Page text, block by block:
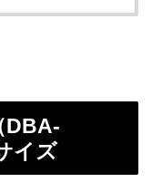
DBA-
イズ